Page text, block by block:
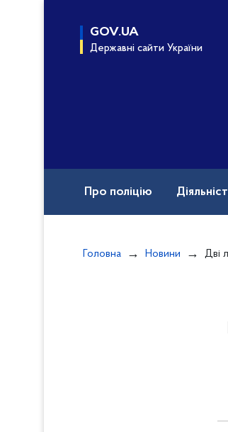
GOV.UA
Державні сайти України
Про поліцію
Головна Новини Дві